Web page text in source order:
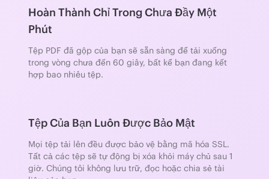
Hoàn Thành Chỉ Trong Chưa Đầy Một
Phút
Tệp PDF đã gộp của bạn sẽ sẵn sàng để tải xuống
trong vòng chưa đến 60 giây, bất kể bạn đang kết
hợp bao nhiêu tệp.
Tệp Của Bạn Luôn Được Bảo Mật
Mọi tệp tải lên đều được bảo vệ bằng mã hóa SSL.
Tất cả các tệp sẽ tự động bị xóa khỏi máy chủ sau 1
giờ. Chúng tôi không lưu trữ, đọc hoặc chia sẻ tài